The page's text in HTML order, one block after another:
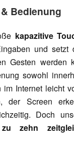
Bedienung
kapazitive
und setzt
Gesten werden
sowohl
im Internet leicht
der Screen
Doch
zehn